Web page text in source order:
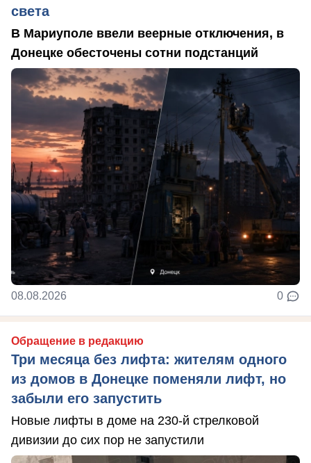
света
В Мариуполе ввели веерные отключения, в
Донецке обесточены сотни подстанций
08.08.2026 0
Обращение в редакцию
Три месяца без лифта: жителям одного
из домов в Донецке поменяли лифт, но
забыли его запустить
Новые лифты в доме на 230-й стрелковой
дивизии до сих пор не запустили